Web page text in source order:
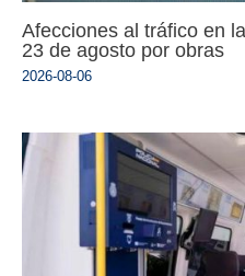
Afecciones al tráfico en
23 de agosto por obras
2026-08-06